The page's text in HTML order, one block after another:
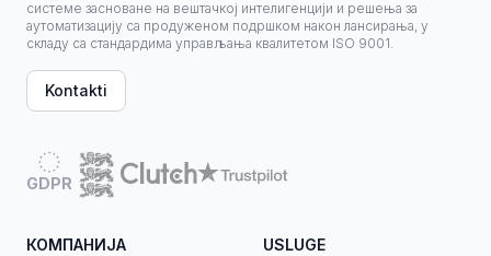
системе засноване на вештачкој интелигенцији и решења за
аутоматизацију са продуженом подршком након лансирања, у
складу са стандардима управљања квалитетом ISO 9001.
Kontakti
GDPR
КОМПАНИЈА USLUGE